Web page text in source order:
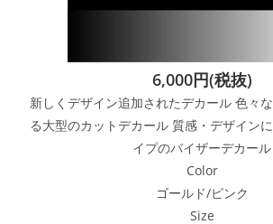
6,000円(税抜)
新しくデザイン追加されたデカール 色々
る大型のカットデカール 質感・デザイン
イプのバイザーデカール
Color
ゴールド/ピンク
Size